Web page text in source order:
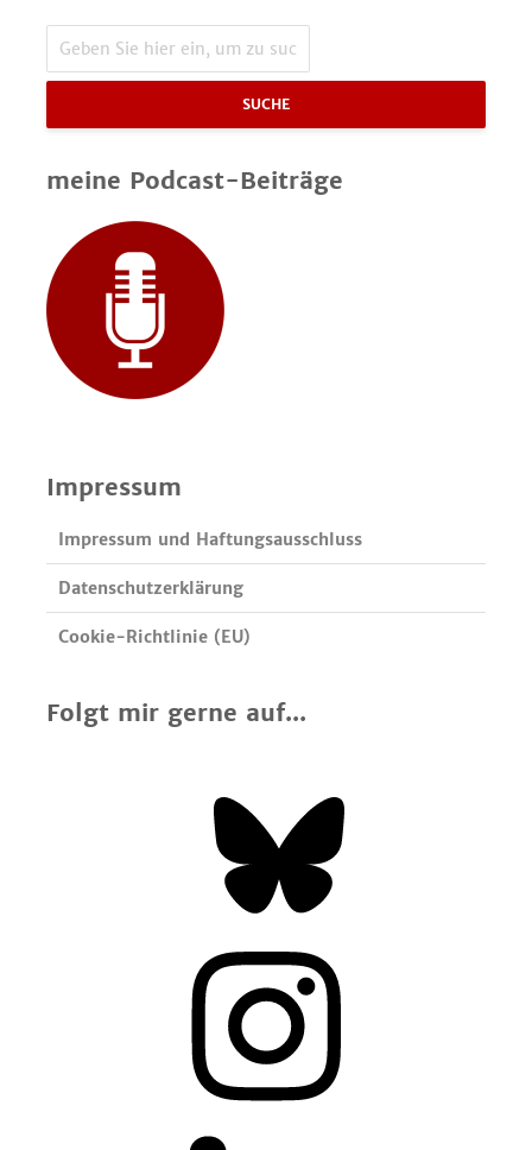
SUCHE
meine Podcast-Beiträge
Impressum
Impressum und Haftungsausschluss
Datenschutzerklärung
Cookie-Richtlinie (EU)
Folgt mir gerne auf...